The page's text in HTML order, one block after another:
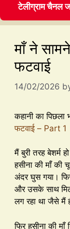
टेलीग्राम चैनल
माँ ने
फटवाई
14/02/2026
कहानी का पिछला
फटवाई – Part 1
मैं बुरी तरह बेशर्म
हसीना की माँ की
अंदर घुस गया।
और उसके साथ
लग रहा था जैसे मैं
फिर हसीना की